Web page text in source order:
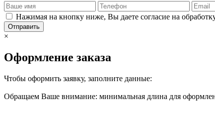
Нажимая на кнопку ниже, Вы даете согласие на
Отправить
×
Оформление заказа
Чтобы оформить заявку, заполните данные:
Обращаем Ваше внимание: минимальная длина для